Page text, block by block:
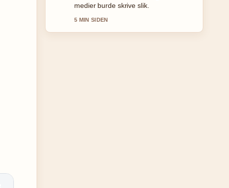
oppsummeringen i dag.
7 MIN SIDEN